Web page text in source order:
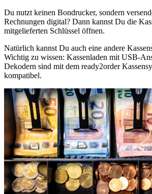
Du nutzt keinen Bondrucker, sondern
Rechnungen digital? Dann kannst Du die
mitgelieferten Schlüssel öffnen.
Natürlich kannst Du auch eine andere
Wichtig zu wissen: Kassenladen mit USB-
Dekodern sind mit dem ready2order
kompatibel.